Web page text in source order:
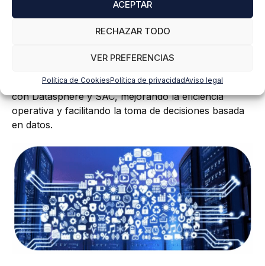
ACEPTAR
RECHAZAR TODO
VER PREFERENCIAS
Política de CookiesPolítica de privacidadAviso legal
Estrategia Cloud de SAP
SAP está modernizando sus soluciones de gestión de
incluyendo la transición e integración de BW y BPC
con Datasphere y SAC, mejorando la eficiencia
operativa y facilitando la toma de decisiones basada
en datos.